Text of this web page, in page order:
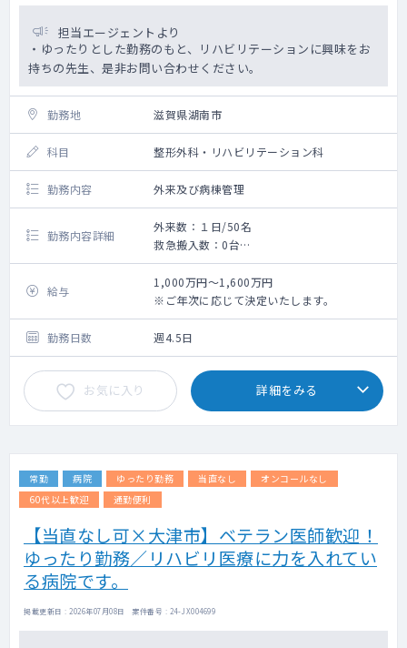
担当エージェントより
・ゆったりとした勤務のもと、リハビリテーションに興味をお
持ちの先生、是非お問い合わせください。
勤務地 滋賀県湖南市
科目 整形外科・リハビリテーション科
勤務内容 外来及び病棟管理
勤務内容詳細
外来数：１日/50名
救急搬入数：0台
・運動器系：脳疾患系＝6:4です。
・急性期病院から転院されてきた方のリハビ
リがメインです。
理学療法士の方とともに、患者さんのリハ
ビリ管理に携わっていただきます。
・病棟主治医は別で内科系の医師が担当致し
ます。
給与
1,000万円～1,600万円
※ご年次に応じて決定いたします。
勤務日数 週4.5日
お気に入り 詳細をみる
常勤 病院 ゆったり勤務 当直なし
オンコールなし
60代以上歓迎
通勤便利
【当直なし可×大津市】ベテラン医師歓迎！
ゆったり勤務／リハビリ医療に力を入れてい
る病院です。
掲載更新日 : 2026年07月08日 案件番号 : 24-JX004699